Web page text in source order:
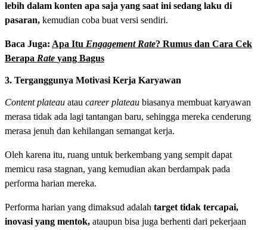
lebih dalam konten apa saja yang saat ini sedang laku di
pasaran, kemudian coba buat versi sendiri.
Baca Juga: Apa Itu Engagement Rate? Rumus dan Cara Cek
Berapa Rate yang Bagus
3. Terganggunya Motivasi Kerja Karyawan
Content plateau atau career plateau biasanya membuat karyawan
merasa tidak ada lagi tantangan baru, sehingga mereka cenderung
merasa jenuh dan kehilangan semangat kerja.
Oleh karena itu, ruang untuk berkembang yang sempit dapat
memicu rasa stagnan, yang kemudian akan berdampak pada
performa harian mereka.
Performa harian yang dimaksud adalah target tidak tercapai,
inovasi yang mentok, ataupun bisa juga berhenti dari pekerjaan